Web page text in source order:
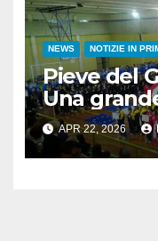
NEWS NOTIZIE IN
Pieve del
Una
le
Filippin di
APR 22, 2026